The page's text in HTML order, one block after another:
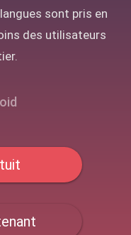
sont pris en
des utilisateurs